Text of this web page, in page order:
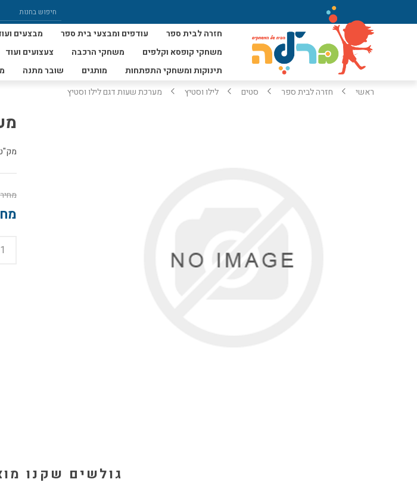
חזרה לבית ספר עודפים ומבצעי בית ספר מבצעים
משחקי קופסא וקלפים
משחקי הרכבה צעצועים ועוד
תינוקות ומשחקי התפתחות
מותגים שובר מתנה
ראשי חזרה לבית ספר סטים לילו וסטיץ מערכת שעות דגם לילו וסטיץ
גולשים שקנו